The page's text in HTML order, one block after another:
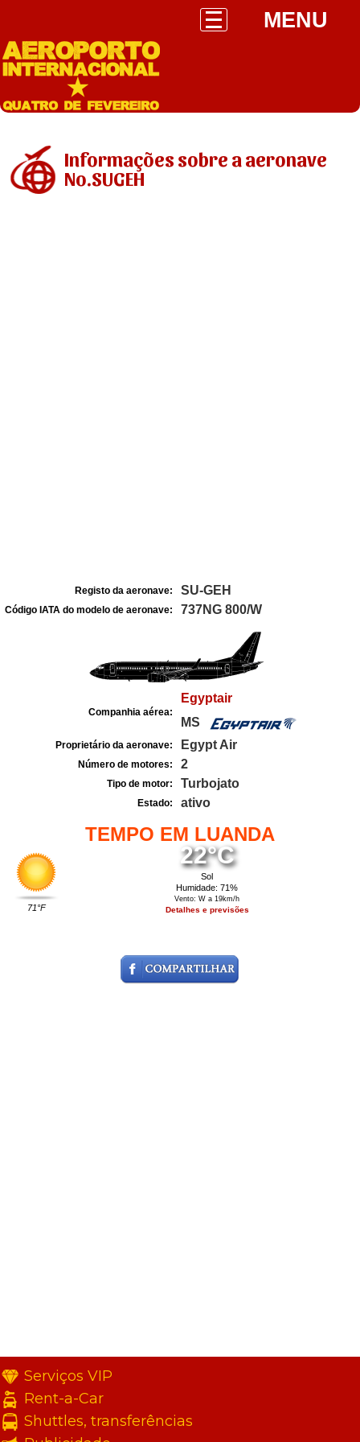
MENU
Informações sobre a aeronave
No.SUGEH
Registo da aeronave: SU-GEH
Código IATA do modelo de aeronave: 737NG 800/W
Companhia aérea:
Egyptair
MS
Proprietário da aeronave: Egypt Air
Número de motores: 2
Tipo de motor: Turbojato
Estado: ativo
TEMPO EM LUANDA
71°F
22°C
Sol
Humidade: 71%
Vento: W a 19km/h
Detalhes e previsões
Serviços VIP
Rent-a-Car
Shuttles, transferências